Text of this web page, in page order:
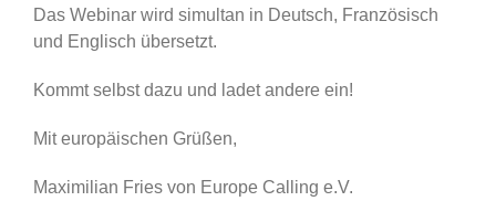
Das Webinar wird simultan in Deutsch, Französisch
und Englisch übersetzt.
Kommt selbst dazu und ladet andere ein!
Mit europäischen Grüßen,
Maximilian Fries von Europe Calling e.V.